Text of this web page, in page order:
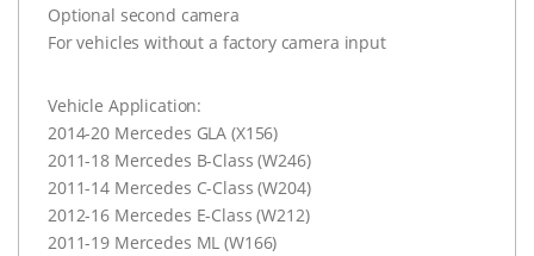
Optional second camera
For vehicles without a factory camera input
Vehicle Application:
2014-20 Mercedes GLA (X156)
2011-18 Mercedes B-Class (W246)
2011-14 Mercedes C-Class (W204)
2012-16 Mercedes E-Class (W212)
2011-19 Mercedes ML (W166)